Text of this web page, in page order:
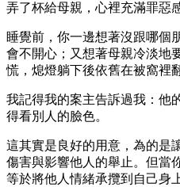
弄了杯給母親，心裡充滿罪惡感
睡覺前，你一邊想著沒跟哪個
會不開心；又想著母親冷淡地
慌，熄燈躺下後依舊在被窩裡
我記得我的案主告訴過我：他
得看別人的臉色。
這其實是良好的用意，為的是
傷害與影響他人的舉止。但當
等於將他人情緒承攬到自己身